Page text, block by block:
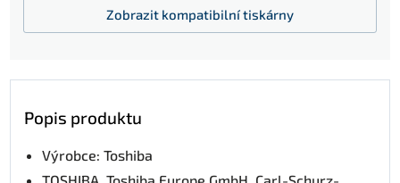
Zobrazit kompatibilní tiskárny
Popis produktu
Výrobce: Toshiba